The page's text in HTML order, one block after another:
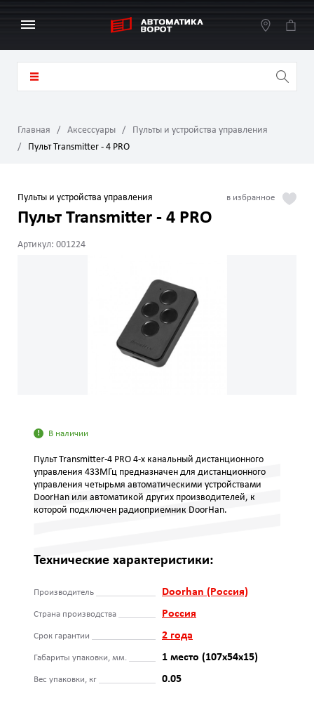
Главная Аксессуары
Пульты и устройства управления
Пульт Transmitter - 4 PRO
Пульты и устройства управления
Пульт Transmitter - 4 PRO
Артикул: 001224
В наличии
Пульт Transmitter-4 PRO 4-х канальный дистанционного
управления 433МГц предназначен для дистанционного
управления четырьмя автоматическими устройствами
DoorHan или автоматикой других производителей, к
которой подключен радиоприемник DoorHan.
Технические характеристики:
Производитель Doorhan (Россия)
Страна производства Россия
Срок гарантии 2 года
Габариты упаковки, мм. 1 место (107x54x15)
Вес упаковки, кг 0.05